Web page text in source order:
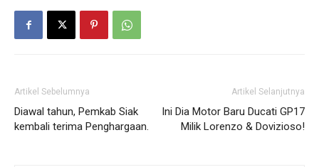
Artikel Sebelumnya
Diawal tahun, Pemkab Siak
kembali terima Penghargaan.
Artikel Selanjutnya
Ini Dia Motor Baru Ducati GP17
Milik Lorenzo & Dovizioso!